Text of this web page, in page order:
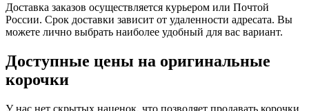
Доставка заказов осуществляется курьером или Почтой
России. Срок доставки зависит от удаленности адресата. Вы
можете лично выбрать наиболее удобный для вас вариант.
Доступные цены на оригинальные
корочки
У нас нет скрытых наценок, что позволяет продавать корочки